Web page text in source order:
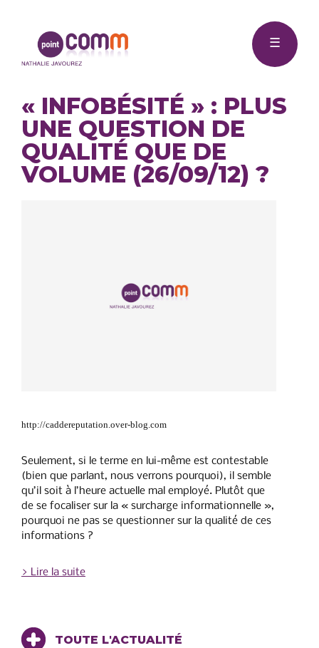
Point
☰
« INFOBÉSITÉ » : PLUS
UNE QUESTION DE
QUALITÉ QUE DE
VOLUME (26/09/12) ?
http://caddereputation.over-blog.com
Seulement, si le terme en lui-même est contestable
(bien que parlant, nous verrons pourquoi), il semble
qu’il soit à l’heure actuelle mal employé. Plutôt que
de se focaliser sur la « surcharge informationnelle »,
pourquoi ne pas se questionner sur la qualité de ces
informations ?
> Lire la suite
TOUTE L'ACTUALITÉ